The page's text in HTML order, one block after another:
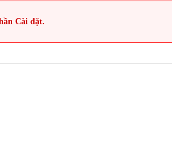
Cài đặt.